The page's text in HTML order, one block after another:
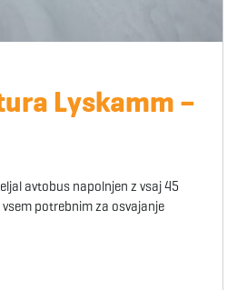
Lyskamm –
avtobus napolnjen z vsaj 45
potrebnim za osvajanje